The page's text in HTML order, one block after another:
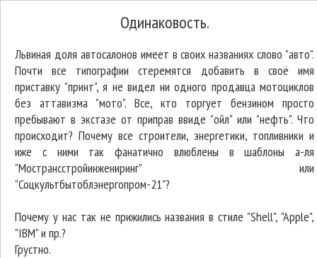
Одинаковость.
Львиная доля автосалонов имеет в своих названиях слово "авто".
Почти все типографии стеремятся добавить в своё имя
приставку "принт", я не видел ни одного продавца мотоциклов
без аттавизма "мото". Все, кто торгует бензином просто
пребывают в экстазе от приправ ввиде "ойл" или "нефть". Что
происходит? Почему все строители, энергетики, топливники и
иже с ними так фанатично влюблены в шаблоны а-ля
"Мострансстройинжениринг" или
"Соцкультбытоблэнергопром-21"?
Почему у нас так не прижились названия в стиле "Shell", "Apple",
"IBM" и пр.?
Грустно.